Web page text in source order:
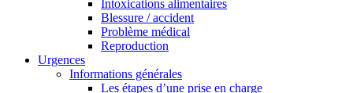
Intoxications alimentaires
Blessure / accident
Problème médical
Reproduction
Urgences
Informations générales
Les étapes d’une prise en charge